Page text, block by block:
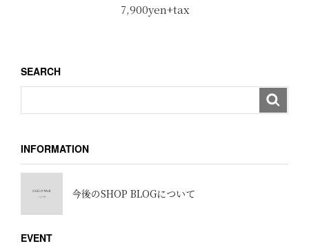
7,900yen+tax
SEARCH
INFORMATION
今後のSHOP BLOGについて
EVENT